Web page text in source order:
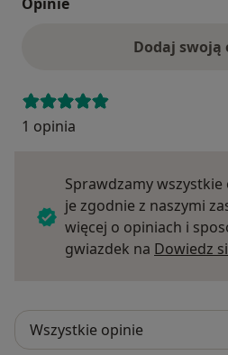
Dodaj swoją
1 opinia
Sprawdzamy
je zgodnie z naszymi
więcej o opiniach i
gwiazdek na Dowiedz